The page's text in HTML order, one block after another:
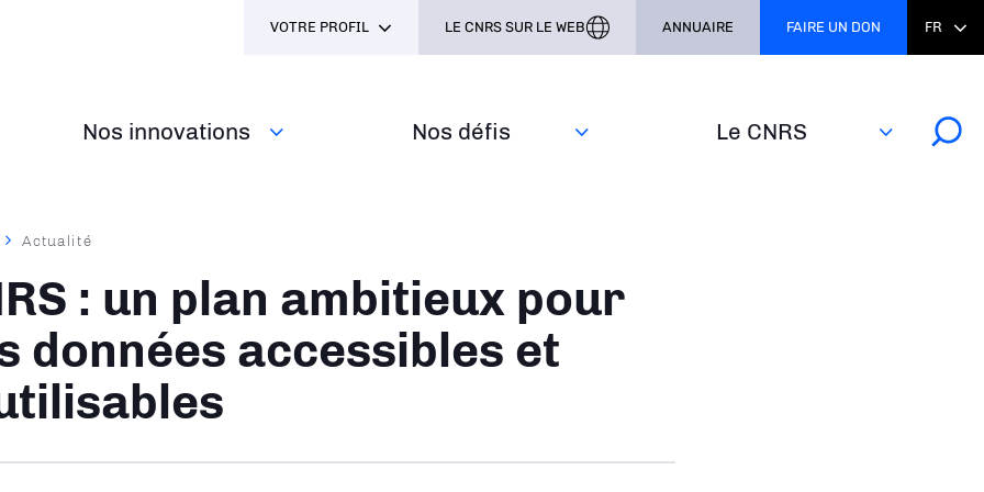
Nos innovations Nos défis‎ Le CNRS
VOTRE PROFIL LE CNRS SUR LE WEB ANNUAIRE FAIRE UN DON FR
Actualité
: un plan ambitieux pour
données accessibles et